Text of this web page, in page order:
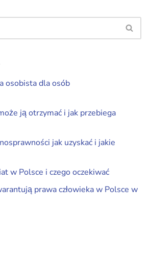
osobista dla osób
ją otrzymać i jak przebiega
jak uzyskać i jakie
w Polsce i czego oczekiwać
prawa człowieka w Polsce w